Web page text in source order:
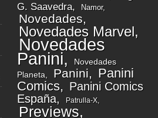
G. Saavedra
Namor
Novedades
Novedades Marvel
Novedades
Panini
Novedades
Planeta
Panini
Panini
Comics
Panini Comics
España
Patrulla-X
Previews